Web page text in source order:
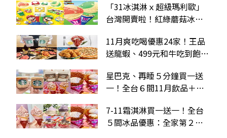
「31冰淇淋ｘ超級瑪利歐」
台灣開賣啦！紅綠蘑菇冰淇
11月爽吃喝優惠24家！王品
送龍蝦、499元和牛吃到飽，
星巴克、再睡５分鐘買一送
一！全台６間11月飲品＋冰
7-11霜淇淋買一送一！全台
５間冰品優惠：全家第２件